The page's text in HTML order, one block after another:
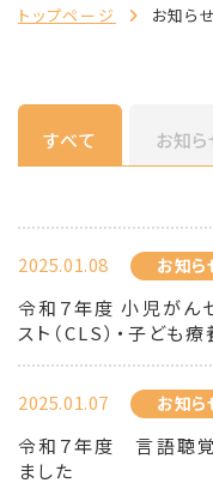
トップページ お知らせ
すべて お知ら
2025.01.08 お知ら
令和７年度 小児がん
スト（CLS）・子ども
2025.01.07 お知ら
令和７年度 言語聴
ました